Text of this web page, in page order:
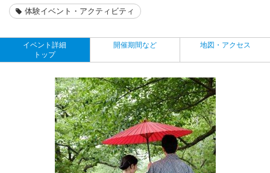
体験イベント・アクティビティ
イベント詳細
トップ
開催期間など 地図・アクセス